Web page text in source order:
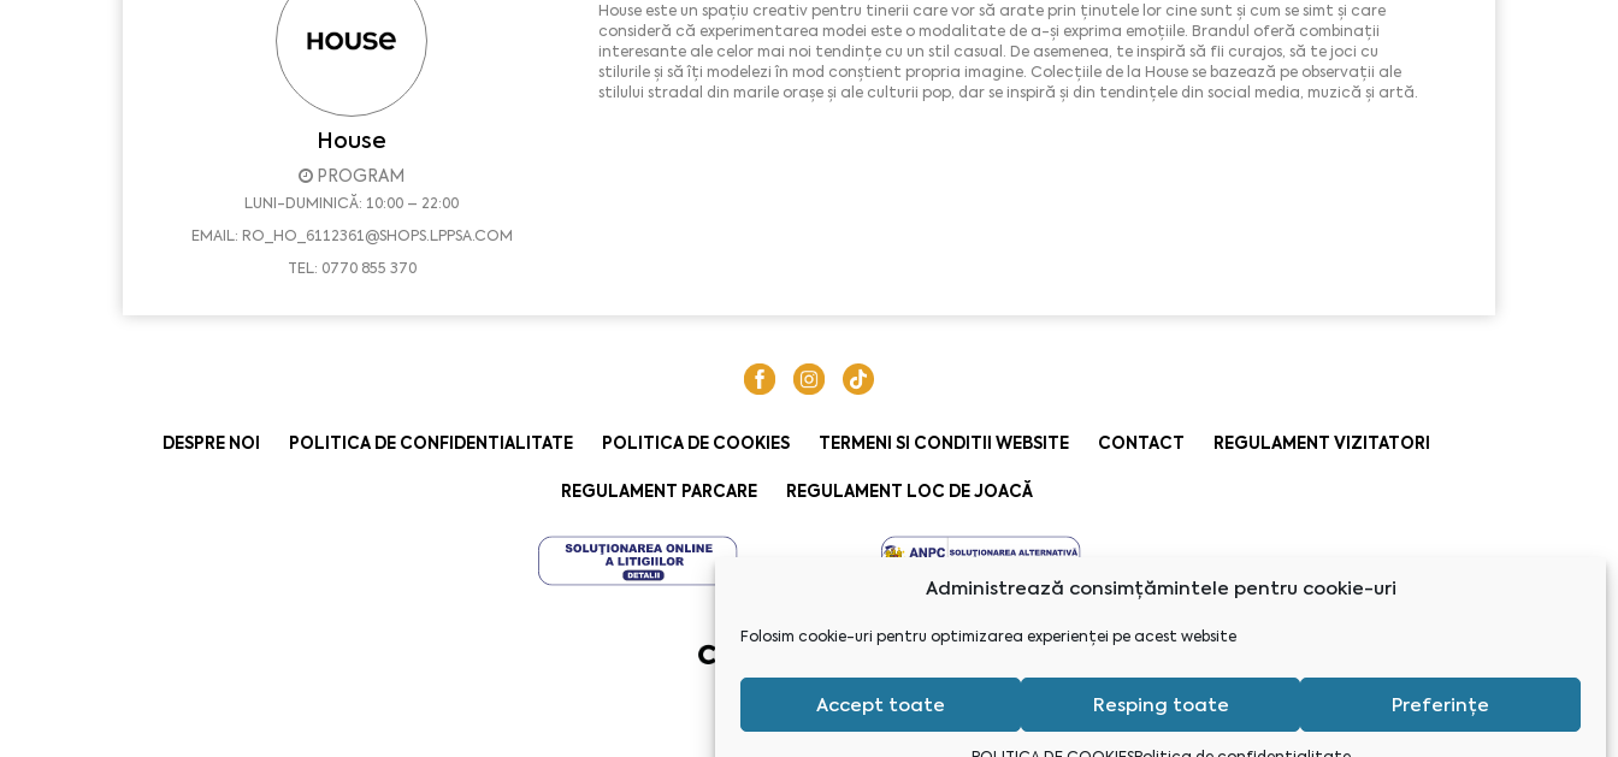
Administrează consimțămintele pentru cookie-uri
Folosim cookie-uri pentru optimizarea experienței pe acest website
Accept toate Resping toate Preferințe
House
PROGRAM
LUNI-DUMINICĂ: 10:00 – 22:00
EMAIL: RO_HO_6112361@SHOPS.LPPSA.COM
TEL: 0770 855 370
House este un spațiu creativ pentru tinerii care vor să arate prin ținutele lor cine sunt și cum se simt și care
consideră că experimentarea modei este o modalitate de a-și exprima emoțiile. Brandul oferă combinații
interesante ale celor mai noi tendințe cu un stil casual. De asemenea, te inspiră să fii curajos, să te joci cu
stilurile și să îți modelezi în mod conștient propria imagine. Colecțiile de la House se bazează pe observații ale
stilului stradal din marile orașe și ale culturii pop, dar se inspiră și din tendințele din social media, muzică și artă.
DESPRE NOI POLITICA DE CONFIDENTIALITATE POLITICA DE COOKIES TERMENI SI CONDITII WEBSITE CONTACT REGULAMENT VIZITATORI
REGULAMENT PARCARE REGULAMENT LOC DE JOACĂ